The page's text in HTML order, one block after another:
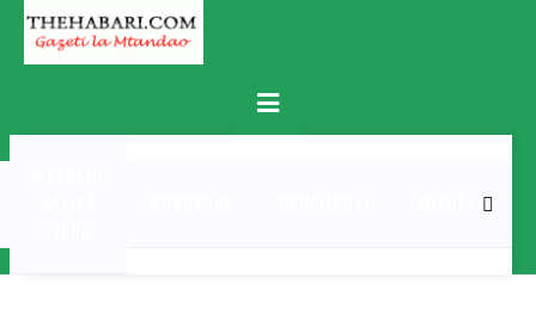
Skip
content
Primary
Menu
MICHEZO